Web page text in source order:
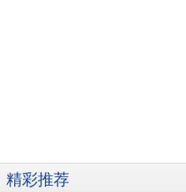
精彩推荐